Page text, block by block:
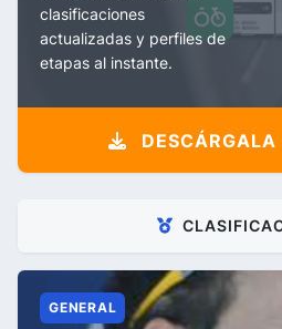
clasificaciones
actualizadas y perfiles de
etapas al instante.
GENERAL